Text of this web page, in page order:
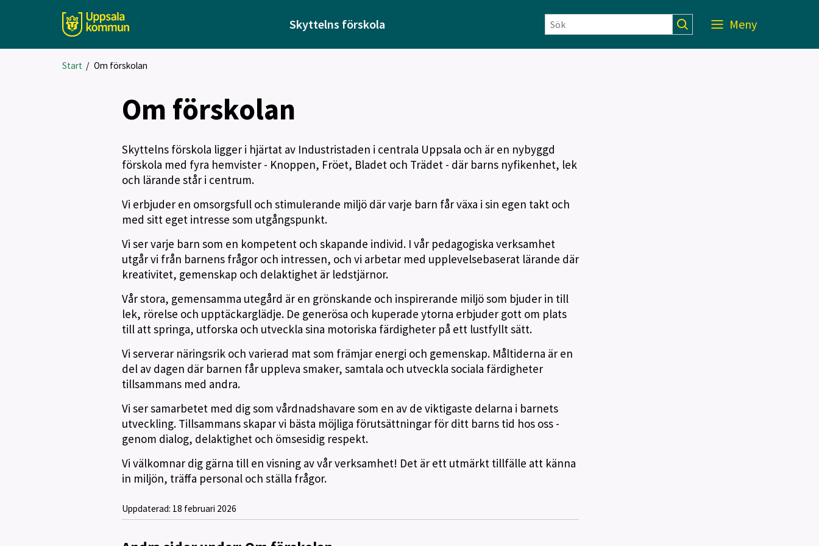
Skyttelns förskola Meny
Start / Om förskolan
Om förskolan
Skyttelns förskola ligger i hjärtat av Industristaden i centrala Uppsala och är en nybyggd
förskola med fyra hemvister - Knoppen, Fröet, Bladet och Trädet - där barns nyfikenhet, lek
och lärande står i centrum.
Vi erbjuder en omsorgsfull och stimulerande miljö där varje barn får växa i sin egen takt och
med sitt eget intresse som utgångspunkt.
Vi ser varje barn som en kompetent och skapande individ. I vår pedagogiska verksamhet
utgår vi från barnens frågor och intressen, och vi arbetar med upplevelsebaserat lärande där
kreativitet, gemenskap och delaktighet är ledstjärnor.
Vår stora, gemensamma utegård är en grönskande och inspirerande miljö som bjuder in till
lek, rörelse och upptäckarglädje. De generösa och kuperade ytorna erbjuder gott om plats
till att springa, utforska och utveckla sina motoriska färdigheter på ett lustfyllt sätt.
Vi serverar näringsrik och varierad mat som främjar energi och gemenskap. Måltiderna är en
del av dagen där barnen får uppleva smaker, samtala och utveckla sociala färdigheter
tillsammans med andra.
Vi ser samarbetet med dig som vårdnadshavare som en av de viktigaste delarna i barnets
utveckling. Tillsammans skapar vi bästa möjliga förutsättningar för ditt barns tid hos oss -
genom dialog, delaktighet och ömsesidig respekt.
Vi välkomnar dig gärna till en visning av vår verksamhet! Det är ett utmärkt tillfälle att känna
in miljön, träffa personal och ställa frågor.
Uppdaterad: 18 februari 2026